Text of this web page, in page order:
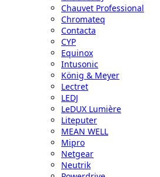
Chauvet Professional
Chromateq
Contacta
CYP
Equinox
Intusonic
König & Meyer
Lectret
LEDJ
LeDUX Lumière
Liteputer
MEAN WELL
Mipro
Netgear
Neutrik